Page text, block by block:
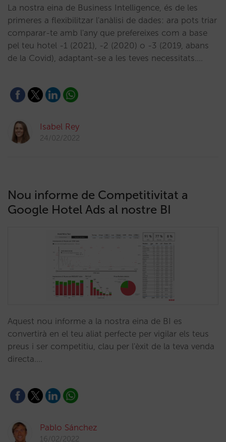
La nostra eina de Business Intelligence, és de les
primeres a flexibilitzar l'anàlisi de dades: ara pots triar
comparar-te amb l'any que prefereixes com a base
pel teu hotel -1 (2021), -2 (2020) o -3 (2019, abans
de la Covid), adaptant-se a les teves necessitats.…
Isabel Rey
24/02/2022
Nou informe de Competitivitat a
Google Hotel Ads al nostre BI
Aquest nou informe a la nostra eina de BI es
convertirà en el teu aliat perfecte per vigilar els teus
preus i ser competitiu, clau per l'èxit de la teva venda
directa.…
Pablo Sánchez
16/02/2022